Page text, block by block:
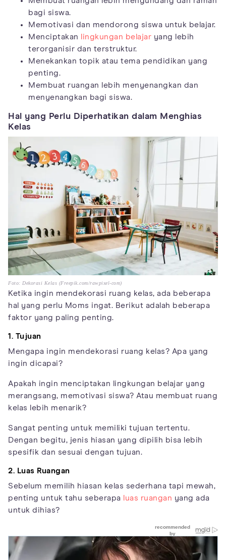
bagi siswa.
Memotivasi dan mendorong siswa untuk belajar.
Menciptakan
lingkungan belajar yang lebih
terorganisir dan terstruktur.
Menekankan topik atau tema pendidikan yang
penting.
Membuat ruangan lebih menyenangkan dan
menyenangkan bagi siswa.
Hal yang Perlu Diperhatikan dalam Menghias
Kelas
Foto: Dekorasi Kelas (Freepik.com/rawpixel-com)
Ketika ingin mendekorasi ruang kelas, ada beberapa
hal yang perlu Moms ingat. Berikut adalah beberapa
faktor yang paling penting.
1. Tujuan
Mengapa ingin mendekorasi ruang kelas? Apa yang
ingin dicapai?
Apakah ingin menciptakan lingkungan belajar yang
merangsang, memotivasi siswa? Atau membuat ruang
kelas lebih menarik?
Sangat penting untuk memiliki tujuan tertentu.
Dengan begitu, jenis hiasan yang dipilih bisa lebih
spesifik dan sesuai dengan tujuan.
2. Luas Ruangan
Sebelum memilih hiasan kelas sederhana tapi mewah,
penting untuk tahu seberapa
luas ruangan yang ada
untuk dihias?